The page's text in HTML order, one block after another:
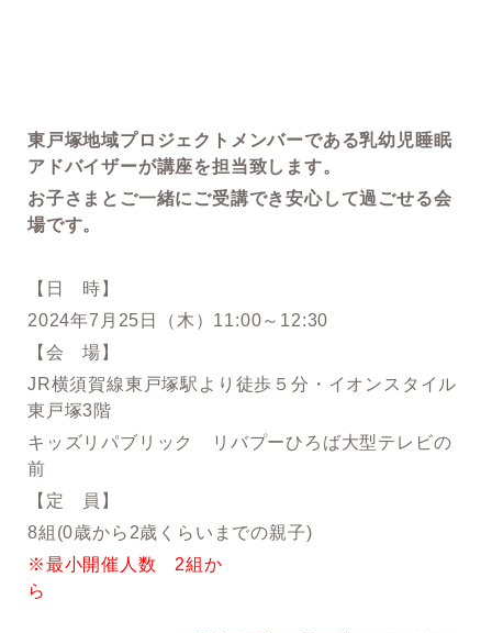
東戸塚地域プロジェクトメンバーである乳幼児睡眠
アドバイザーが講座を担当致します。
お子さまとご一緒にご受講でき安心して過ごせる会
場です。
【日 時】
2024年7月25日（木）11:00～12:30
【会 場】
JR横須賀線東戸塚駅より徒歩５分・イオンスタイル
東戸塚3階
キッズリパブリック リバプーひろば大型テレビの
前
【定 員】
8組(0歳から2歳くらいまでの親子)
※最小開催人数 2組か
ら